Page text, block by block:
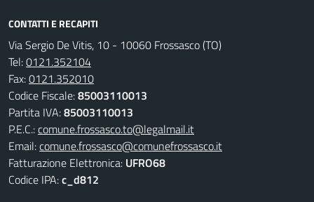
CONTATTI E RECAPITI
Via Sergio De Vitis, 10 - 10060 Frossasco (TO)
Tel:0121.352104
Fax:0121.352010
Codice Fiscale:85003110013
Partita IVA:85003110013
P.E.C.:comune.frossasco.to@legalmail.it
Email:comune.frossasco@comunefrossasco.it
Fatturazione Elettronica: UFRO68
Codice IPA:c_d812